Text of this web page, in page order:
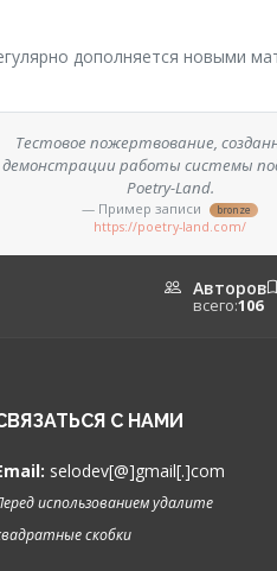
дополняется новыми
Тестовое пожертвование,
демонстрации работы системы
Poetry-Land.
— Пример записи bronze
https://poetry-land.com/
Авторов
selodev[@]gmail[.]com
Перед использованием удалите